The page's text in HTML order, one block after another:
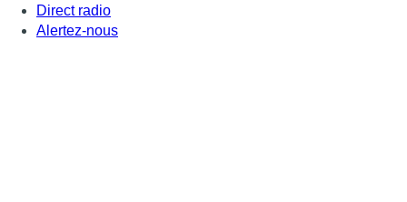
Direct radio
Alertez-nous